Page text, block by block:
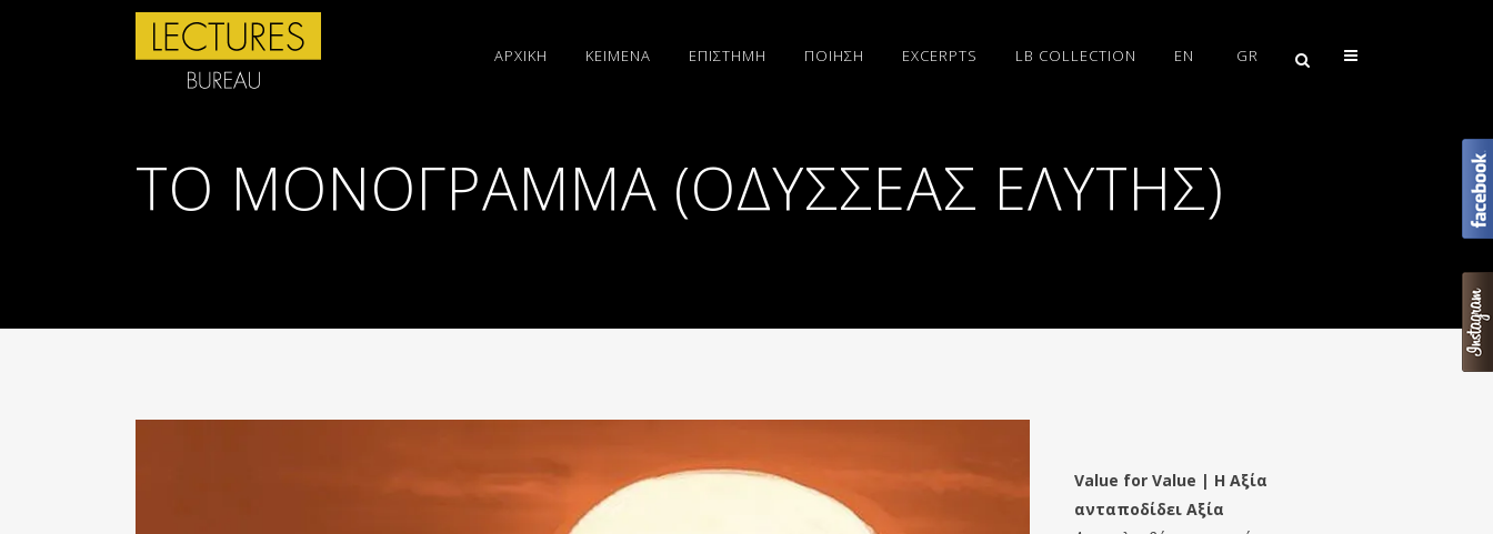
ΑΡΧΙΚΗ ΚΕΙΜΕΝΑ ΕΠΙΣΤΗΜΗ ΠΟΙΗΣΗ EXCERPTS LB COLLECTION EN GR
ΤΟ ΜΟΝΌΓΡΑΜΜΑ (ΟΔΥΣΣΕΑΣ ΕΛΥΤΗΣ)
Value for Value | Η Αξία
ανταποδίδει Αξία